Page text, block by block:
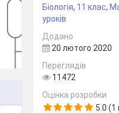
Біологія, 11 клас,
уроків
Додано
20 лютого 2020
Переглядів
11472
Оцінка розробки
5.0 (1